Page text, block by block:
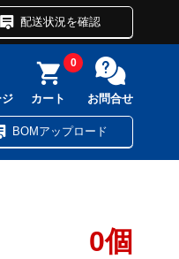
配送状況を確認
カート
0
お問合せ
BOMアップロード
0個